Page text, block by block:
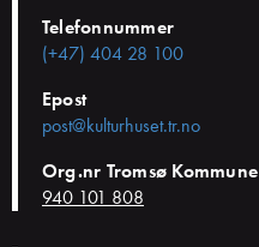
Telefonnummer
(+47) 404 28 100
Epost
post@kulturhuset.tr.no
Org.nr Tromsø Kommune
940 101 808